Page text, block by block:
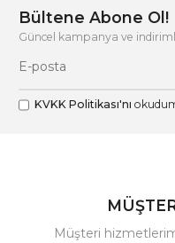
Bültene Abone Ol!
Güncel kampanya ve
KVKK Politikası'nı
Müşteri